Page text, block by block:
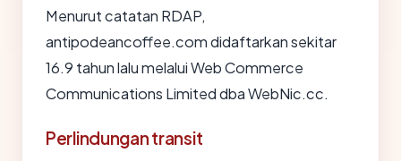
Menurut catatan RDAP,
antipodeancoffee.com didaftarkan sekitar
16.9 tahun lalu melalui Web Commerce
Communications Limited dba WebNic.cc.
Perlindungan transit